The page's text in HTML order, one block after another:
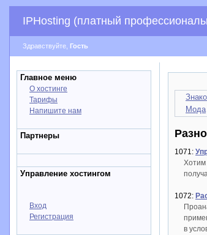
IPHosting (платный
Здравствуйте, Гость
Главное меню
О хостинге
Тарифы
Напишите нам
Партнеры
Управление хостингом
Вход
Регистрация
Мода
1071:
Хотим
1072:
в